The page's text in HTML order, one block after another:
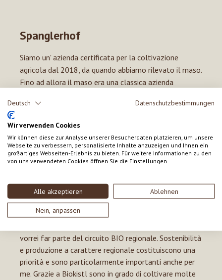
Deutsch Datenschutzbestimmungen
Wir verwenden Cookies
Wir können diese zur Analyse unserer Besucherdaten platzieren, um unsere
Webseite zu verbessern, personalisierte Inhalte anzuzeigen und Ihnen ein
großartiges Webseiten-Erlebnis zu bieten. Für weitere Informationen zu den
von uns verwendeten Cookies öffnen Sie die Einstellungen.
Alle akzeptieren Ablehnen
Nein, anpassen
Spanglerhof
Siamo un' azienda certificata per la coltivazione
agricola dal 2018, da quando abbiamo rilevato il maso.
Fino ad allora il maso era una classica azienda
mi sono deciso ad intraprendere un carriera
totale. Per garantire costantemente la salubrita´dei
campi e la qualità delle varietà di verdure, abbiamo
delle colture.
Io rifornisco Biokistl perchè…
vorrei far parte del circuito BIO regionale. Sostenibilità
e produzione a carattere regionale costituiscono una
priorità e sono particolarmente importanti anche per
me. Grazie a Biokistl sono in grado di coltivare molte